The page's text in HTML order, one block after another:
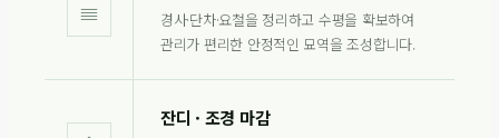
경사·단차·요철을 정리하고 수평을 확보하여
관리가 편리한 안정적인 묘역을 조성합니다.
잔디 · 조경 마감